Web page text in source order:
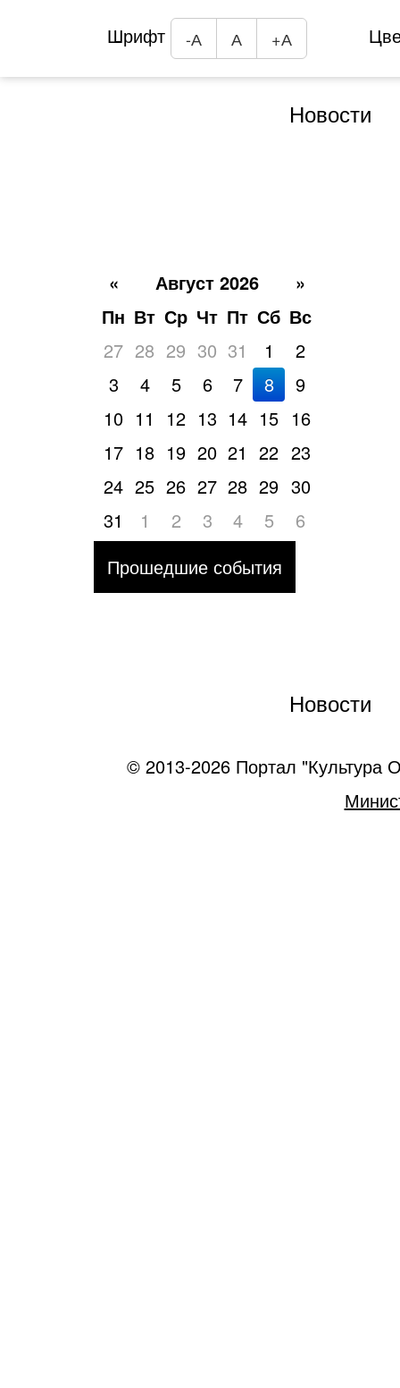
Шрифт -А А +А
Новости
« Август 2026
»
Пн Вт Ср Чт Пт Сб Вс
27 28 29 30 31 1
2
3
4 5 6 7 8
9
10 11 12 13 14 15 16
17 18 19 20 21 22 23
24 25 26 27 28 29 30
31
1 2 3 4 5
6
Прошедшие события
Новости
© 2013-2026 Портал "Культура